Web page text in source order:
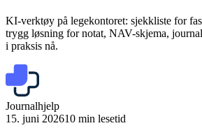
KI-verktøy på legekontoret: sjekkliste for
trygg løsning for notat, NAV-skjema,
i praksis nå.
Journalhjelp
15. juni 202610 min lesetid